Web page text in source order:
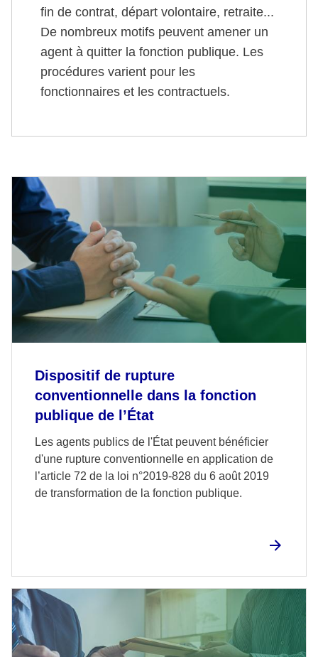
fin de contrat, départ volontaire, retraite...
De nombreux motifs peuvent amener un
agent à quitter la fonction publique. Les
procédures varient pour les
fonctionnaires et les contractuels.
Dispositif de rupture
conventionnelle dans la fonction
publique de l’État
Les agents publics de l'État peuvent bénéficier
d'une rupture conventionnelle en application de
l’article 72 de la loi n°2019-828 du 6 août 2019
de transformation de la fonction publique.